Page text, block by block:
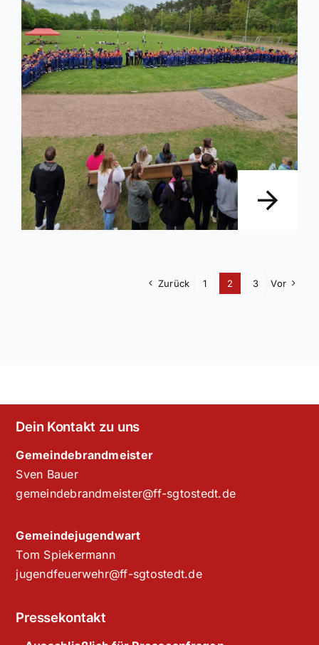
Zurück 1 2 3 Vor
Dein Kontakt zu uns
Gemeindebrandmeister
Sven Bauer
gemeindebrandmeister@ff-sgtostedt.de
Gemeindejugendwart
Tom Spiekermann
jugendfeuerwehr@ff-sgtostedt.de
Pressekontakt